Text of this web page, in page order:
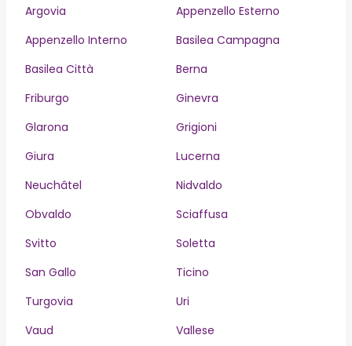
Argovia
Appenzello Esterno
Appenzello Interno
Basilea Campagna
Basilea Città
Berna
Friburgo
Ginevra
Glarona
Grigioni
Giura
Lucerna
Neuchâtel
Nidvaldo
Obvaldo
Sciaffusa
Svitto
Soletta
San Gallo
Ticino
Turgovia
Uri
Vaud
Vallese